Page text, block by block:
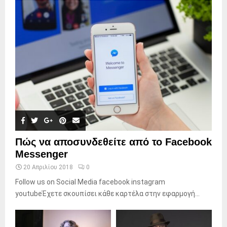
Πώς να αποσυνδεθείτε από το Facebook
Messenger
20 Απριλίου 2018 0
Follow us on Social Media facebook instagram
youtubeΈχετε σκουπίσει κάθε καρτέλα στην εφαρμογή...